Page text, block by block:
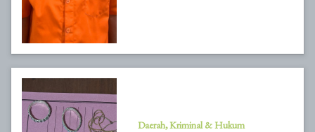
Daerah Kriminal & Hukum